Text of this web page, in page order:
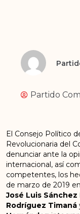
Partido
El Consejo Político
Revolucionaria del
denunciar ante la
internacional, así
competentes, los
de marzo de 2019
José Luis
Rodríguez Timaná